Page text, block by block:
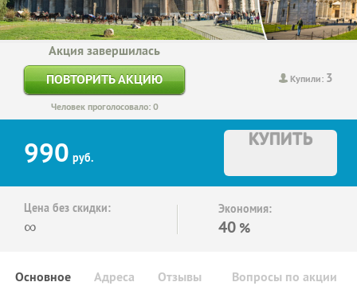
Купили: 3
Акция завершилась
ПОВТОРИТЬ АКЦИЮ
Человек проголосовало: 0
990 руб.
КУПИТЬ
Цена без скидки:
∞
Экономия:
40 %
Основное Отзывы Вопросы по акции
Адреса